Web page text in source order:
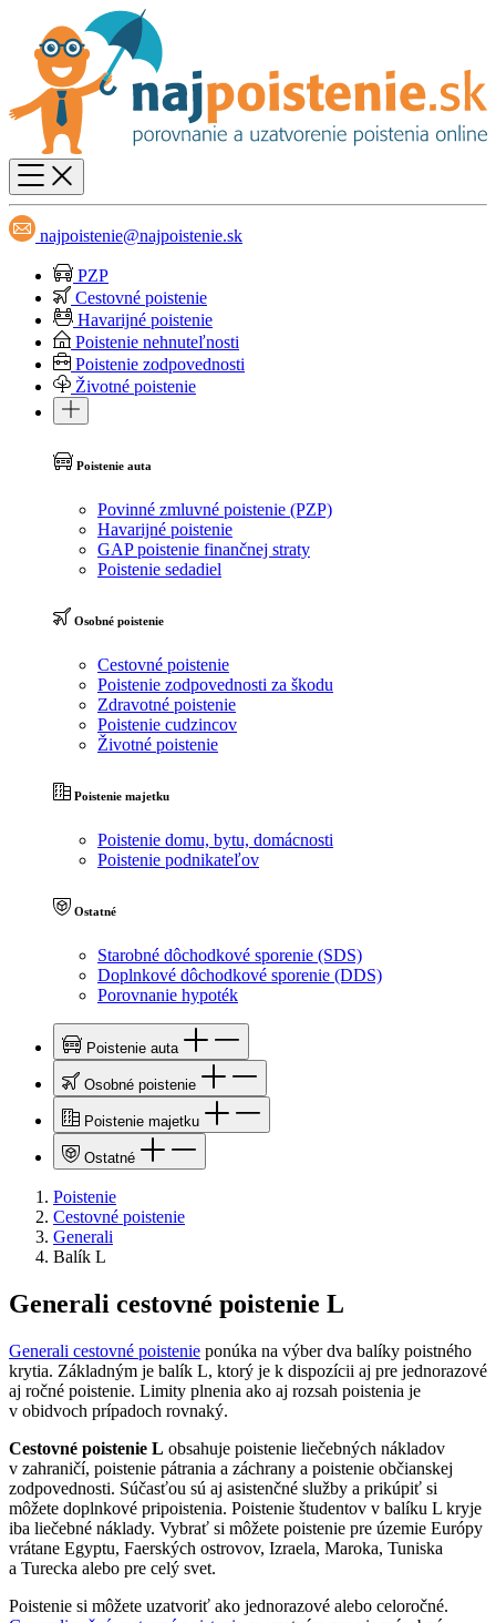
najpoistenie@najpoistenie.sk
PZP
Cestovné poistenie
Havarijné poistenie
Poistenie nehnuteľnosti
Poistenie zodpovednosti
Životné poistenie
Poistenie auta
Povinné zmluvné poistenie (PZP)
Havarijné poistenie
GAP poistenie finančnej straty
Poistenie sedadiel
Osobné poistenie
Cestovné poistenie
Poistenie zodpovednosti za škodu
Zdravotné poistenie
Poistenie cudzincov
Životné poistenie
Poistenie majetku
Poistenie domu, bytu, domácnosti
Poistenie podnikateľov
Ostatné
Starobné dôchodkové sporenie (SDS)
Doplnkové dôchodkové sporenie (DDS)
Porovnanie hypoték
Poistenie auta
Osobné poistenie
Poistenie majetku
Ostatné
Poistenie
Cestovné poistenie
Generali
Balík L
Generali cestovné poistenie L
Generali cestovné poistenie ponúka na výber dva balíky poistného
krytia. Základným je balík L, ktorý je k dispozícii aj pre jednorazové
aj ročné poistenie. Limity plnenia ako aj rozsah poistenia je
v obidvoch prípadoch rovnaký.
Cestovné poistenie L obsahuje poistenie liečebných nákladov
v zahraničí, poistenie pátrania a záchrany a poistenie občianskej
zodpovednosti. Súčasťou sú aj asistenčné služby a prikúpiť si
môžete doplnkové pripoistenia. Poistenie študentov v balíku L kryje
iba liečebné náklady. Vybrať si môžete poistenie pre územie Európy
vrátane Egyptu, Faerských ostrovov, Izraela, Maroka, Tuniska
a Turecka alebo pre celý svet.
Poistenie si môžete uzatvoriť ako jednorazové alebo celoročné.